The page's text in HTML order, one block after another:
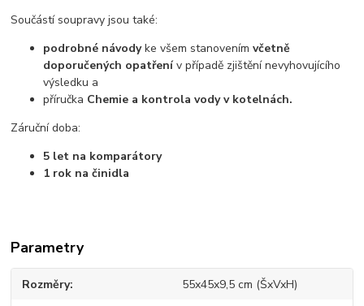
Součástí soupravy jsou také:
podrobné návodyke všem stanovenímvčetně
doporučených opatřenív případě zjištění nevyhovujícího
výsledku a
příručka Chemie a kontrola vody v kotelnách.
Záruční doba:
5 let na komparátory
1 rok na činidla
Parametry
Rozměry 55x45x9,5 cm (ŠxVxH)